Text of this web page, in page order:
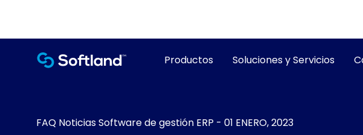
Productos Soluciones y Servicios
FAQ NoticiasSoftware de gestión ERP - 01 ENERO, 2023